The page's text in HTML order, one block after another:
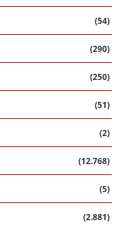
(54)
(290)
(250)
(51)
(2)
(12.768)
(5)
(2.881)